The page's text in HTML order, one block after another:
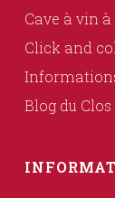
Cave à vin
Click and
Blog du Clos